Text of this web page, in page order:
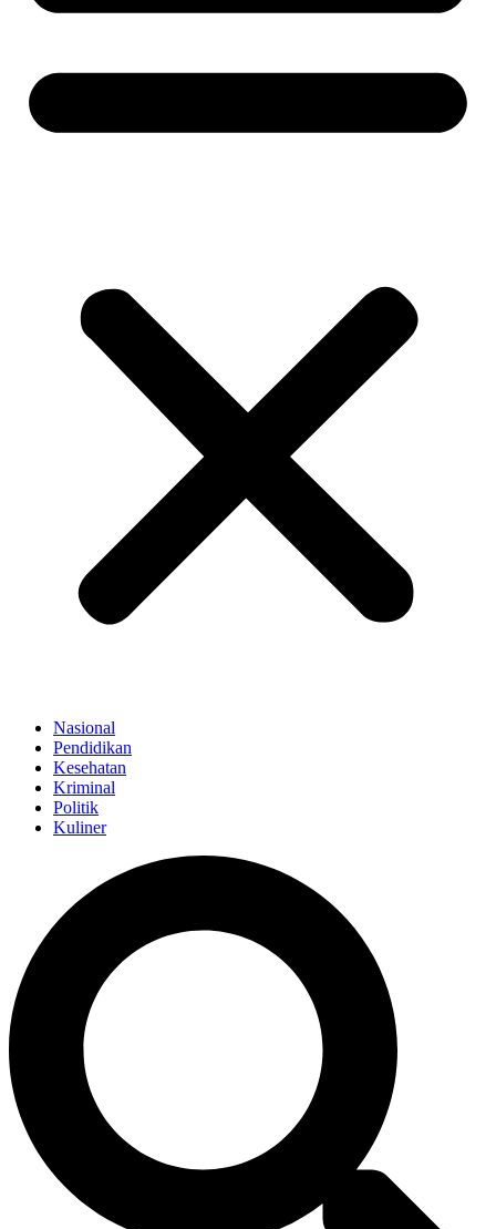
Nasional
Pendidikan
Kesehatan
Kriminal
Politik
Kuliner